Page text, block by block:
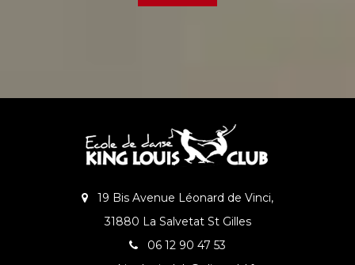
19 Bis Avenue Léonard de Vinci,
31880 La Salvetat St Gilles
06 12 90 47 53